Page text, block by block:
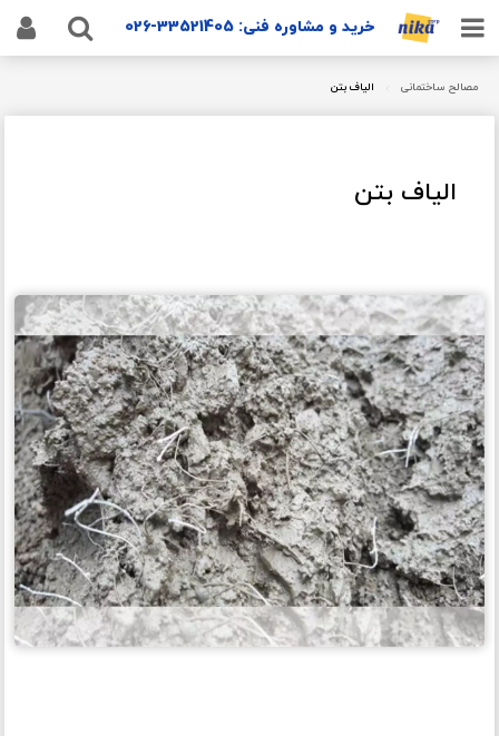
خرید و مشاوره فنی: 33521405-026
مصالح ساختمانی الیاف بتن
الیاف بتن